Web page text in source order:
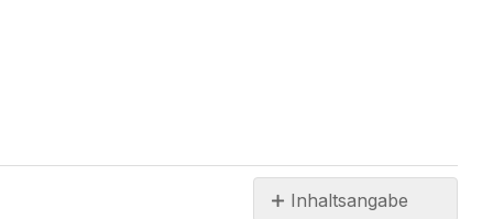
Inhaltsangabe